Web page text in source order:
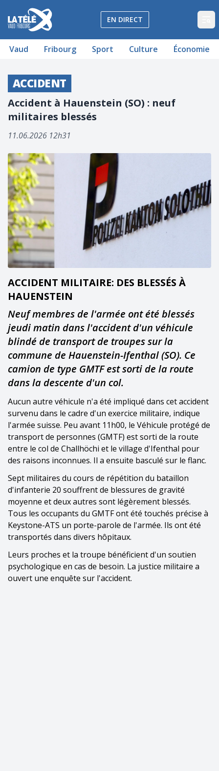
La Télé - Télévision régionale Vaud et Fribourg
EN DIRECT
Vaud Fribourg Sport Culture Économie
ACCIDENT
Accident à Hauenstein (SO) : neuf
militaires blessés
11.06.2026 12h31
ACCIDENT MILITAIRE: DES BLESSÉS À
HAUENSTEIN
Neuf membres de l'armée ont été blessés
jeudi matin dans l'accident d'un véhicule
blindé de transport de troupes sur la
commune de Hauenstein-Ifenthal (SO). Ce
camion de type GMTF est sorti de la route
dans la descente d'un col.
Aucun autre véhicule n'a été impliqué dans cet accident
survenu dans le cadre d'un exercice militaire, indique
l'armée suisse. Peu avant 11h00, le Véhicule protégé de
transport de personnes (GMTF) est sorti de la route
entre le col de Challhöchi et le village d'Ifenthal pour
des raisons inconnues. Il a ensuite basculé sur le flanc.
Sept militaires du cours de répétition du bataillon
d'infanterie 20 souffrent de blessures de gravité
moyenne et deux autres sont légèrement blessés.
Tous les occupants du GMTF ont été touchés précise à
Keystone-ATS un porte-parole de l'armée. Ils ont été
transportés dans divers hôpitaux.
Leurs proches et la troupe bénéficient d'un soutien
psychologique en cas de besoin. La justice militaire a
ouvert une enquête sur l'accident.